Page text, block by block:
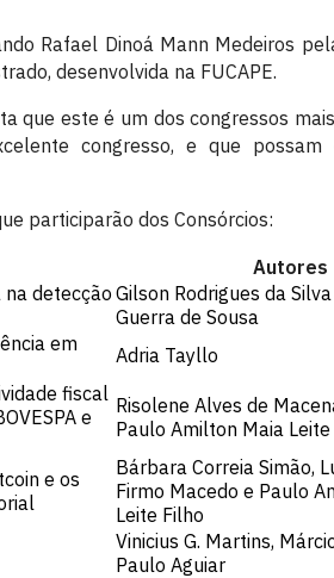
Rafael Dinoá Mann Medeiros
desenvolvida na FUCAPE.
que este é um dos congressos
congresso, e que possam
participarão dos Consórcios:
Autores
na detecção Gilson Rodrigues da
Guerra de Sousa
em
Adria Tayllo
fiscal
e
Risolene Alves de
Paulo Amilton Maia Leite
e os
Bárbara Correia Simão,
Firmo Macedo e Paulo
Leite Filho
Vinicius G. Martins,
Paulo Aguiar